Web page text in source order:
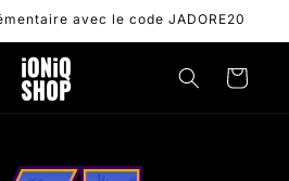
avec le code JADORE20
Cart